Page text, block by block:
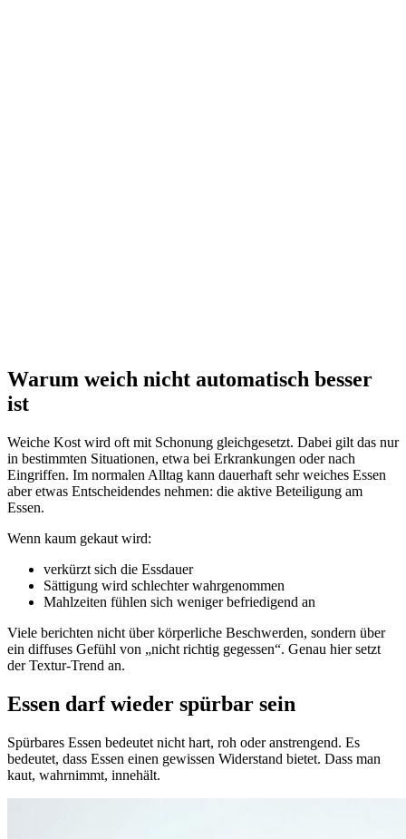
Warum weich nicht automatisch besser
ist
Weiche Kost wird oft mit Schonung gleichgesetzt. Dabei gilt das nur
in bestimmten Situationen, etwa bei Erkrankungen oder nach
Eingriffen. Im normalen Alltag kann dauerhaft sehr weiches Essen
aber etwas Entscheidendes nehmen: die aktive Beteiligung am
Essen.
Wenn kaum gekaut wird:
verkürzt sich die Essdauer
Sättigung wird schlechter wahrgenommen
Mahlzeiten fühlen sich weniger befriedigend an
Viele berichten nicht über körperliche Beschwerden, sondern über
ein diffuses Gefühl von „nicht richtig gegessen“. Genau hier setzt
der Textur-Trend an.
Essen darf wieder spürbar sein
Spürbares Essen bedeutet nicht hart, roh oder anstrengend. Es
bedeutet, dass Essen einen gewissen Widerstand bietet. Dass man
kaut, wahrnimmt, innehält.